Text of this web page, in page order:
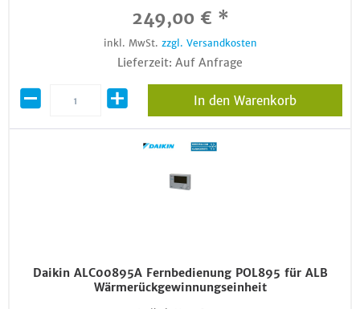
249,00 € *
inkl. MwSt. zzgl. Versandkosten
Lieferzeit: Auf Anfrage
In den Warenkorb
Daikin ALC00895A Fernbedienung POL895 für ALB
Wärmerückgewinnungseinheit